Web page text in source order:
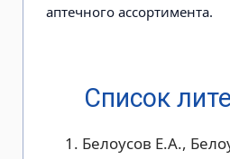
аптечного ассортимента.
Список
Белоусов Е.А.,